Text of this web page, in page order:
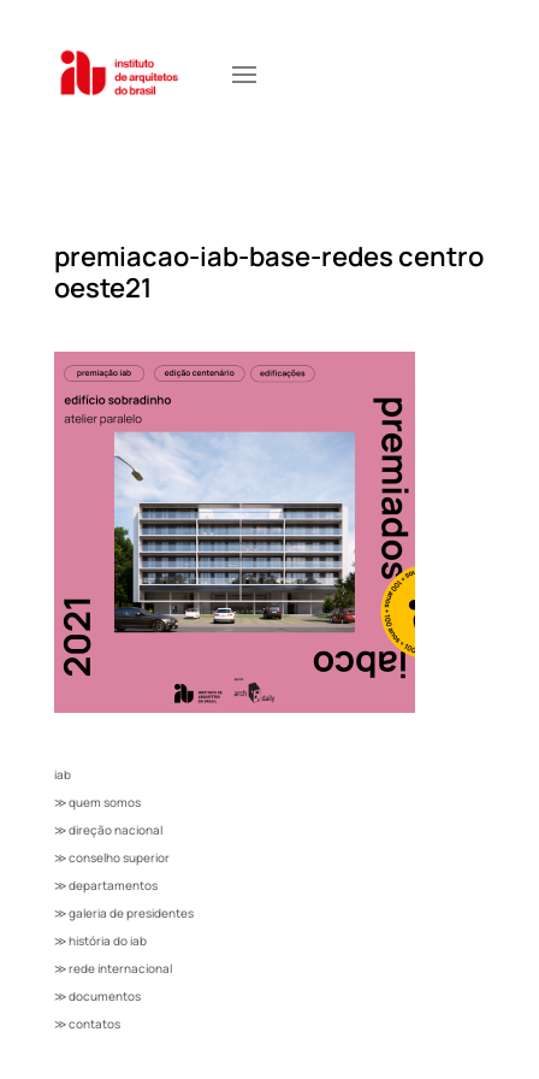
premiacao-iab-base-redes centro
oeste21
iab
≫ quem somos
≫ direção nacional
≫ conselho superior
≫ departamentos
≫ galeria de presidentes
≫ história do iab
≫ rede internacional
≫ documentos
≫ contatos